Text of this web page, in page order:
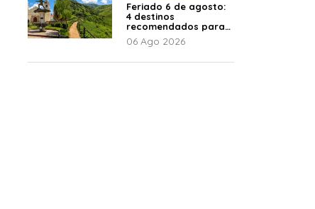
Feriado 6 de agosto:
4 destinos
recomendados para
disfrutar el descanso
06 Ago 2026